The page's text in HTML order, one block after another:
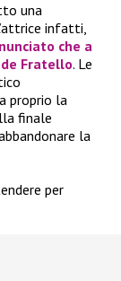
una
infatti,
che a
Fratello. Le
proprio la
finale
la
per